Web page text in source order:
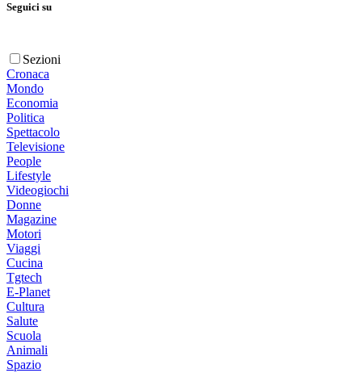
Seguici su
Sezioni
Cronaca
Mondo
Economia
Politica
Spettacolo
Televisione
People
Lifestyle
Videogiochi
Donne
Magazine
Motori
Viaggi
Cucina
Tgtech
E-Planet
Cultura
Salute
Scuola
Animali
Spazio